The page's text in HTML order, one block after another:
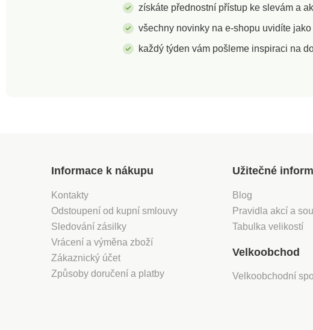
získáte přednostní přístup ke slevám a
všechny novinky na e-shopu uvidíte
každý týden vám pošleme inspiraci na
Informace k nákupu
Kontakty
Odstoupení od kupní smlouvy
Sledování zásilky
Vrácení a výměna zboží
Zákaznický účet
Způsoby doručení a platby
Užitečné
Blog
Pravidla akcí a
Tabulka velikostí
Velkoobchod
Velkoobchodní